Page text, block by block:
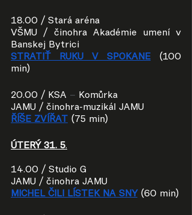
18.00 / Stará aréna
VŠMU / činohra Akadémie umení v
Banskej Bytrici
STRATIŤ RUKU V SPOKANE
(100
min)
20.00 / KSA – Komůrka
JAMU / činohra-muzikál JAMU
ŘÍŠE ZVÍŘAT (75 min)
ÚTERÝ 31. 5.
14.00 / Studio G
JAMU / činohra JAMU
MICHEL ČILI LÍSTEK NA SNY (60 min)